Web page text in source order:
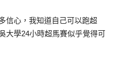
信心，我知道自己可以跑超
大學24小時超馬賽似乎覺得可